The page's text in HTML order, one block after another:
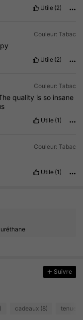
Utile (2)
Couleur: Tabac
Utile (2)
Couleur: Tabac
quality is so insane
Utile (1)
Couleur: Tabac
Utile (1)
Suivre
cadeaux (8) tenues